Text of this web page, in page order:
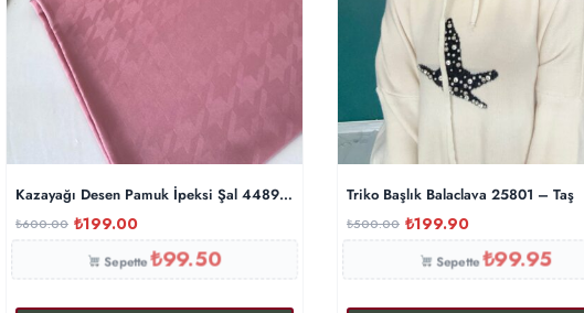
Kazayağı Desen Pamuk İpeksi Şal 44895 – Pamuk Şekeri
₺600.00 ₺199.00
Sepette₺99.50
Triko Başlık Balaclava 25801 – Taş
₺500.00 ₺199.90
Sepette₺99.95